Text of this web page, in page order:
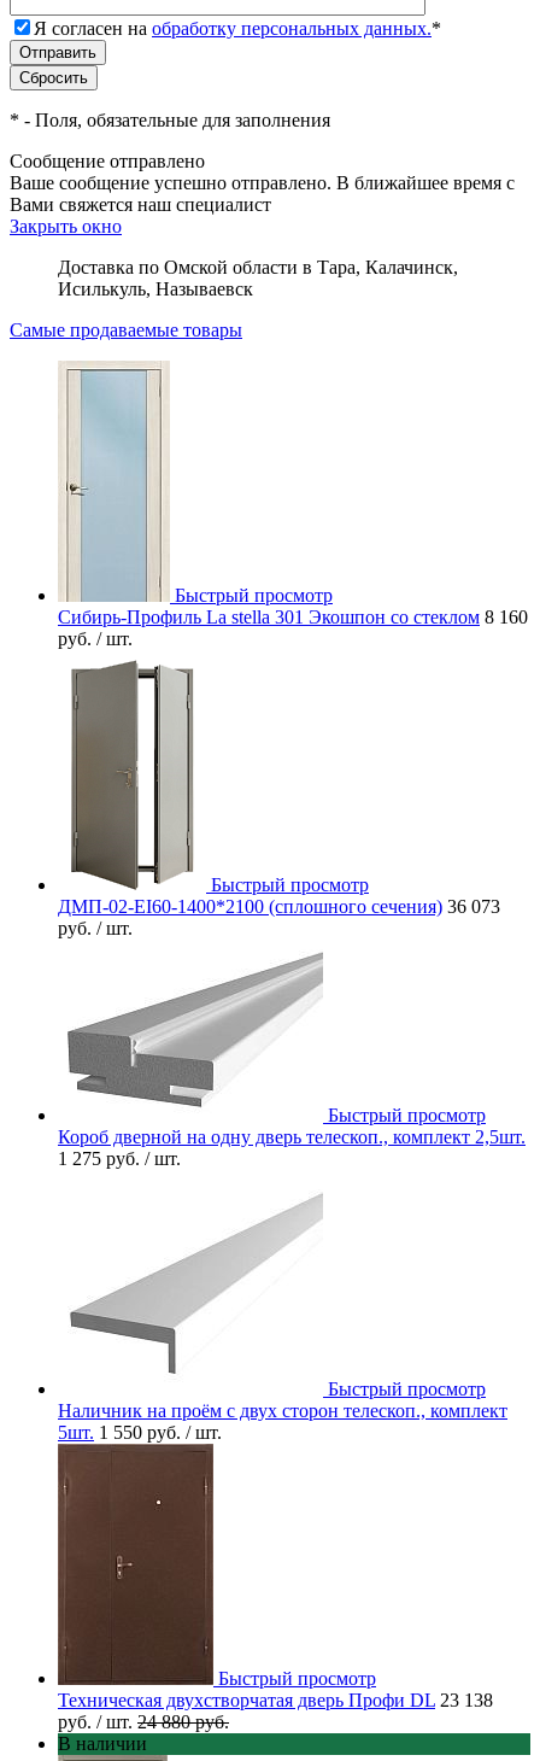
Я согласен на обработку персональных данных.*
* - Поля, обязательные для заполнения
Сообщение отправлено
Ваше сообщение успешно отправлено. В ближайшее время с
Вами свяжется наш специалист
Закрыть окно
Доставка по Омской области в Тара, Калачинск,
Исилькуль, Называевск
Самые продаваемые товары
Быстрый просмотр
Сибирь-Профиль La stella 301 Экошпон со стеклом 8 160
руб. / шт.
Быстрый просмотр
ДМП-02-EI60-1400*2100 (сплошного сечения) 36 073
руб. / шт.
Быстрый просмотр
Короб дверной на одну дверь телескоп., комплект 2,5шт.
1 275 руб. / шт.
Быстрый просмотр
Наличник на проём с двух сторон телескоп., комплект
5шт. 1 550 руб. / шт.
Быстрый просмотр
Техническая двухстворчатая дверь Профи DL 23 138
руб. / шт. 24 880 руб.
В наличии